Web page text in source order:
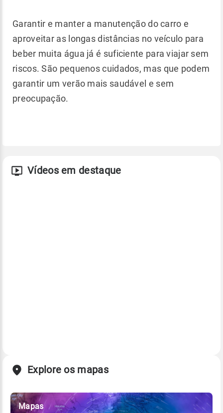
Garantir e manter a manutenção do carro e
aproveitar as longas distâncias no veículo para
beber muita água já é suficiente para viajar sem
riscos. São pequenos cuidados, mas que podem
garantir um verão mais saudável e sem
preocupação.
Vídeos em destaque
Explore os mapas
Mapas